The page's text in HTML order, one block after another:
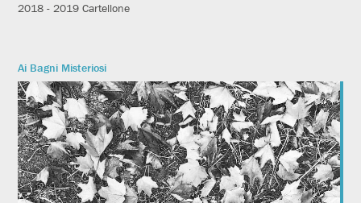
2018 - 2019 Cartellone
Ai Bagni Misteriosi